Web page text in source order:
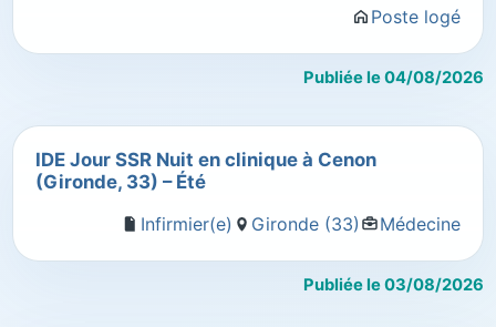
Poste logé
Publiée le 04/08/2026
IDE Jour SSR Nuit en clinique à Cenon
(Gironde, 33) – Été
Infirmier(e)
Gironde (33) Médecine
Publiée le 03/08/2026